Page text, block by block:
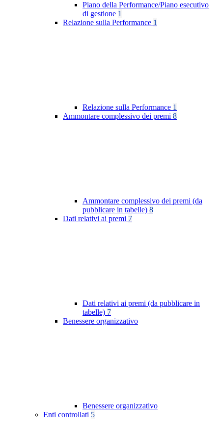
Piano della Performance/Piano esecutivo
di gestione 1
Relazione sulla Performance 1
Relazione sulla Performance 1
Ammontare complessivo dei premi 8
Ammontare complessivo dei premi (da
pubblicare in tabelle) 8
Dati relativi ai premi 7
Dati relativi ai premi (da pubblicare in
tabelle) 7
Benessere organizzativo
Benessere organizzativo
Enti controllati 5